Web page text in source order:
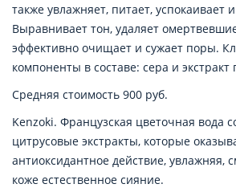
также увлажняет, питает, успокаивает
Выравнивает тон, удаляет
эффективно очищает и сужает поры.
компоненты в составе: сера и экстракт
Средняя стоимость 900 руб.
Kenzoki. Французская цветочная вода
цитрусовые экстракты, которые
антиоксидантное действие, увлажняя,
коже естественное сияние.